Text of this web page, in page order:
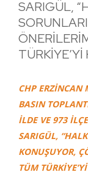
SARIGÜL,
CHP ERZİNCAN
BASIN
İLDE VE 973
SARIGÜL,
KONUŞUYOR,
TÜM